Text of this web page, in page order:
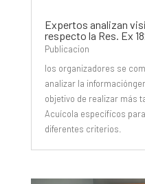
Expertos analizan
respecto la Res. Ex
Publicacion
los organizadores se
analizar la
objetivo de realizar más
Acuícola específicos
diferentes criterios.